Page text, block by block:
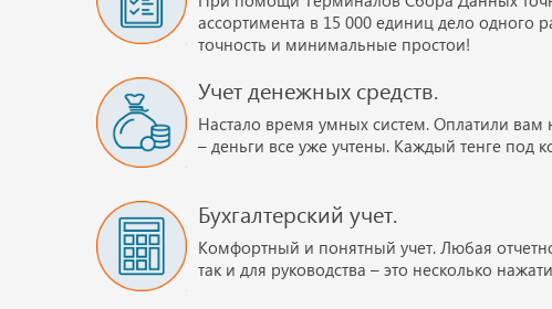
ассортимента в 15 000 единиц дело одного
точность и минимальные простои!
Учет денежных средств.
Настало время умных систем. Оплатили вам
– деньги все уже учтены. Каждый тенге под
Бухгалтерский учет.
Комфортный и понятный учет. Любая
так и для руководства – это несколько